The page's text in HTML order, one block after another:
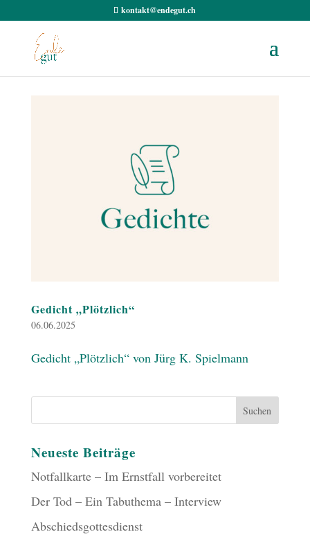
kontakt@endegut.ch
Gedicht „Plötzlich“
06.06.2025
Gedicht „Plötzlich“ von Jürg K. Spielmann
Neueste Beiträge
Notfallkarte – Im Ernstfall vorbereitet
Der Tod – Ein Tabuthema – Interview
Abschiedsgottesdienst